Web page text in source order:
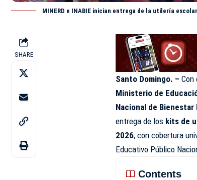
MINERD e INABIE inician entrega de la utilería
SHARE
Santo Domingo. – Con
Ministerio de
Nacional de
entrega de los kits de
2026, con cobertura
Educativo Público
Contents